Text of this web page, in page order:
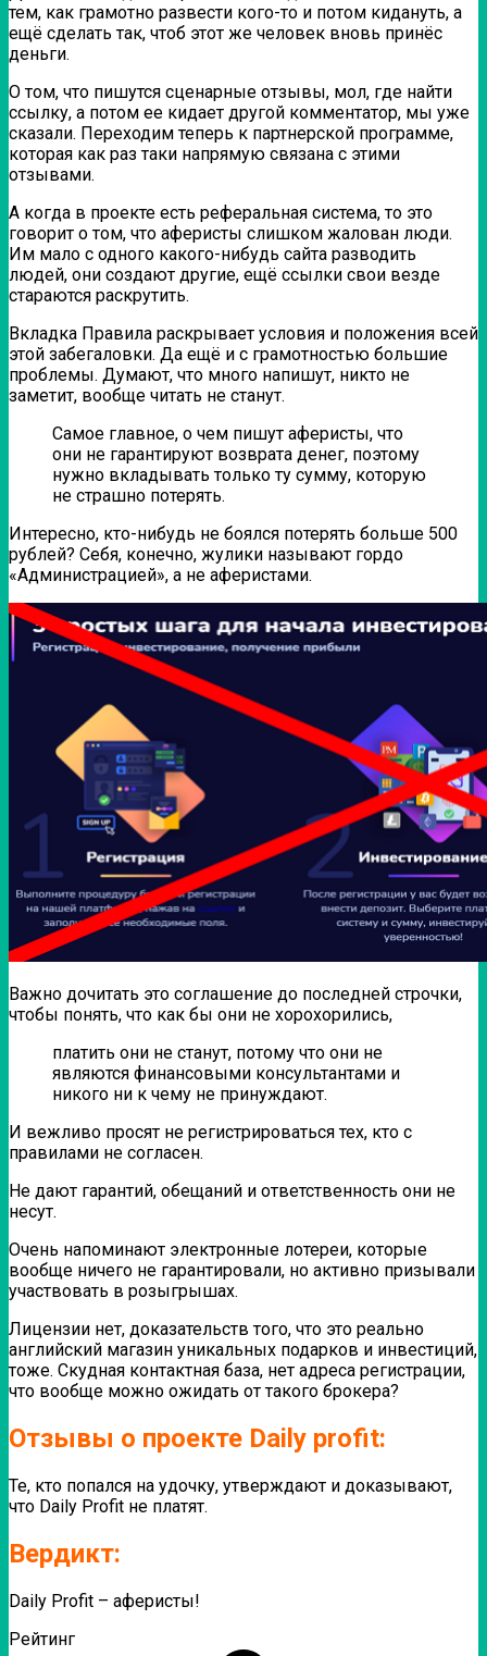
тем, как грамотно развести кого-то и потом кидануть, а
ещё сделать так, чтоб этот же человек вновь принёс
деньги.
О том, что пишутся сценарные отзывы, мол, где найти
ссылку, а потом ее кидает другой комментатор, мы уже
сказали. Переходим теперь к партнерской программе,
которая как раз таки напрямую связана с этими
отзывами.
А когда в проекте есть реферальная система, то это
говорит о том, что аферисты слишком жалован люди.
Им мало с одного какого-нибудь сайта разводить
людей, они создают другие, ещё ссылки свои везде
стараются раскрутить.
Вкладка Правила раскрывает условия и положения всей
этой забегаловки. Да ещё и с грамотностью большие
проблемы. Думают, что много напишут, никто не
заметит, вообще читать не станут.
Самое главное, о чем пишут аферисты, что
они не гарантируют возврата денег, поэтому
нужно вкладывать только ту сумму, которую
не страшно потерять.
Интересно, кто-нибудь не боялся потерять больше 500
рублей? Себя, конечно, жулики называют гордо
«Администрацией», а не аферистами.
Важно дочитать это соглашение до последней строчки,
чтобы понять, что как бы они не хорохорились,
платить они не станут, потому что они не
являются финансовыми консультантами и
никого ни к чему не принуждают.
И вежливо просят не регистрироваться тех, кто с
правилами не согласен.
Не дают гарантий, обещаний и ответственность они не
несут.
Очень напоминают электронные лотереи, которые
вообще ничего не гарантировали, но активно призывали
участвовать в розыгрышах.
Лицензии нет, доказательств того, что это реально
английский магазин уникальных подарков и инвестиций,
тоже. Скудная контактная база, нет адреса регистрации,
что вообще можно ожидать от такого брокера?
Отзывы о проекте Daily profit:
Те, кто попался на удочку, утверждают и доказывают,
что Daily Profit не платят.
Вердикт:
Daily Profit – аферисты!
Рейтинг